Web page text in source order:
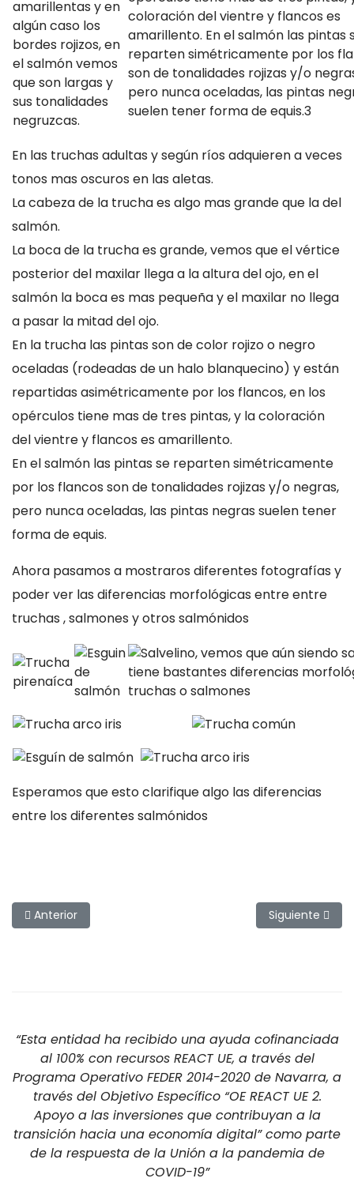
En las truchas adultas y según ríos adquieren a veces
tonos mas oscuros en las aletas.
La cabeza de la trucha es algo mas grande que la del
salmón.
La boca de la trucha es grande, vemos que el vértice
posterior del maxilar llega a la altura del ojo, en el
salmón la boca es mas pequeña y el maxilar no llega
a pasar la mitad del ojo.
En la trucha las pintas son de color rojizo o negro
oceladas (rodeadas de un halo blanquecino) y están
repartidas asimétricamente por los flancos, en los
opérculos tiene mas de tres pintas, y la coloración
del vientre y flancos es amarillento.
En el salmón las pintas se reparten simétricamente
por los flancos son de tonalidades rojizas y/o negras,
pero nunca oceladas, las pintas negras suelen tener
forma de equis.
Ahora pasamos a mostraros diferentes fotografías y
poder ver las diferencias morfológicas entre entre
truchas , salmones y otros salmónidos
Esperamos que esto clarifique algo las diferencias
entre los diferentes salmónidos
Artículo anterior: Un salmón solitario
Anterior Artículo
Siguiente
“Esta entidad ha recibido una ayuda cofinanciada
al 100% con recursos REACT UE, a través del
Programa Operativo FEDER 2014-2020 de Navarra, a
través del Objetivo Específico “OE REACT UE 2.
Apoyo a las inversiones que contribuyan a la
transición hacia una economía digital” como parte
de la respuesta de la Unión a la pandemia de
COVID-19”